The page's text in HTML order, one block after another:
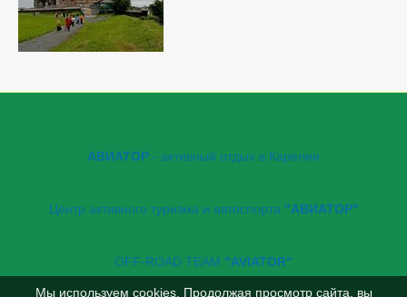
АВИАТОР - активный отдых в Карелии
Центр активного туризма и автоспорта "АВИАТОР"
OFF-ROAD TEAM "AVIATOR"
Мы используем cookies. Продолжая просмотр сайта, вы